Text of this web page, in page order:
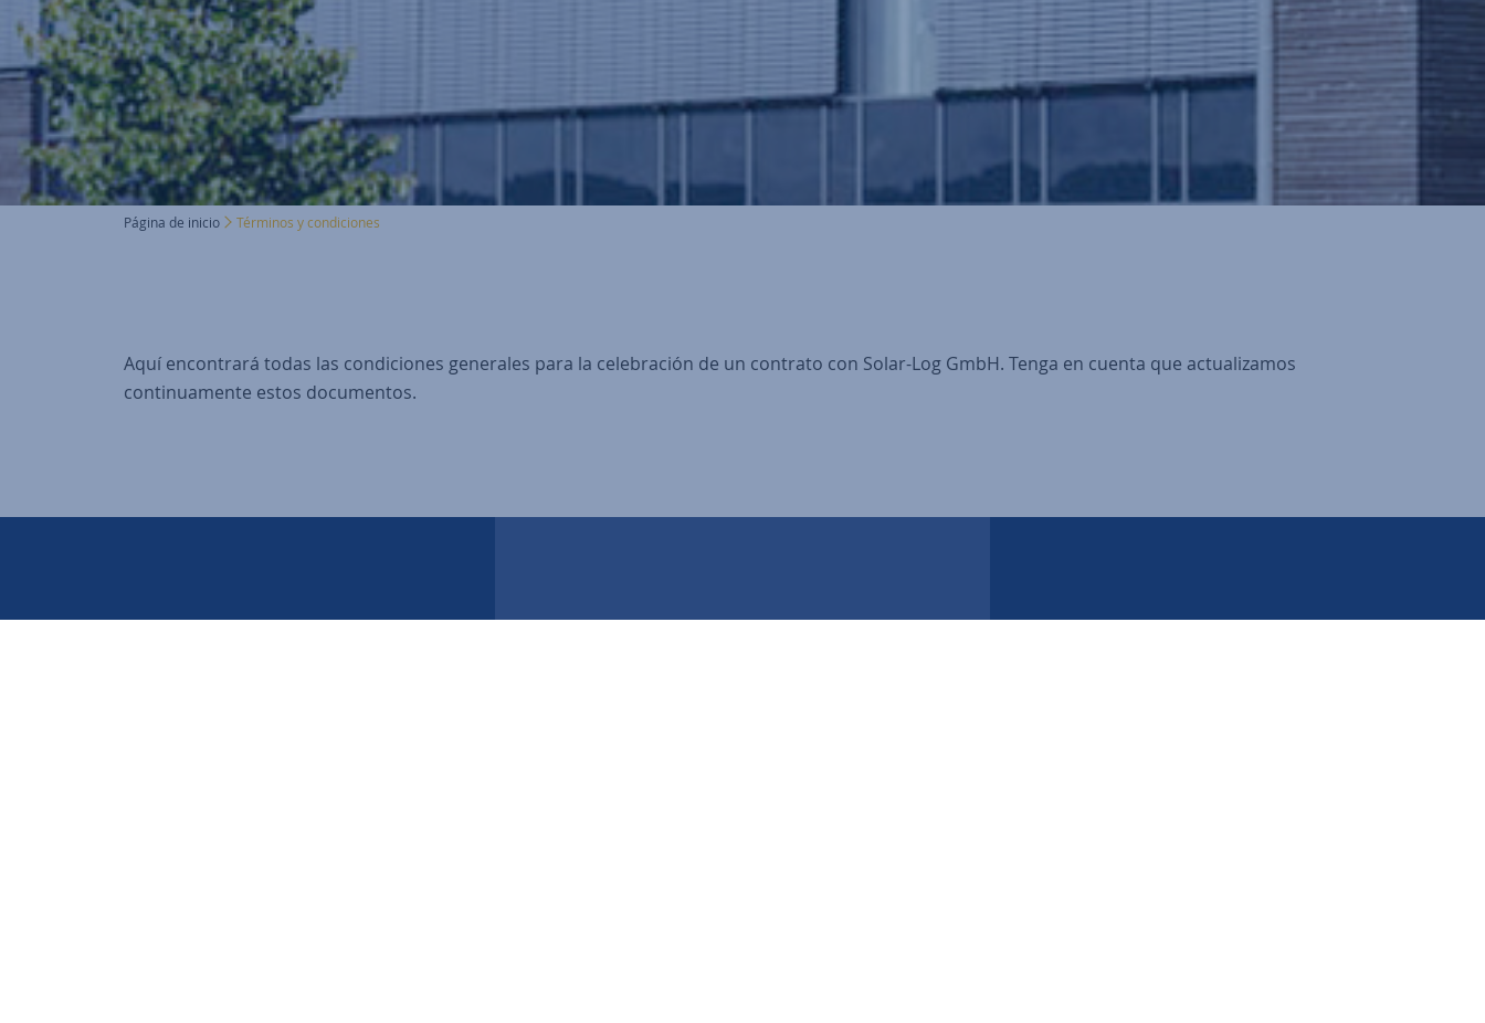
Página de inicio Términos y condiciones
Aquí encontrará todas las condiciones generales para la celebración de un contrato con Solar-Log GmbH. Tenga en cuenta que actualizamos
continuamente estos documentos.